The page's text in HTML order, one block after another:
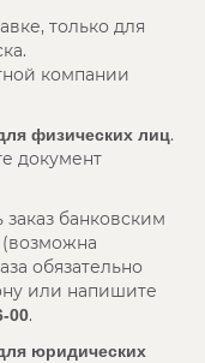
только для
компании
физических лиц.
документ
банковским
обязательно
или напишите
00.
юридических